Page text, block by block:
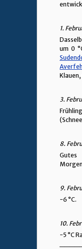
1.
um 0
3.
8.
9.
-6 °C.
10.
-5 °C